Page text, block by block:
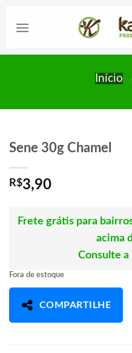
Início
Sene 30g Chamel
R$3,90
Frete grátis para
acima
Consulte a
Fora de estoque
COMPARTILHE